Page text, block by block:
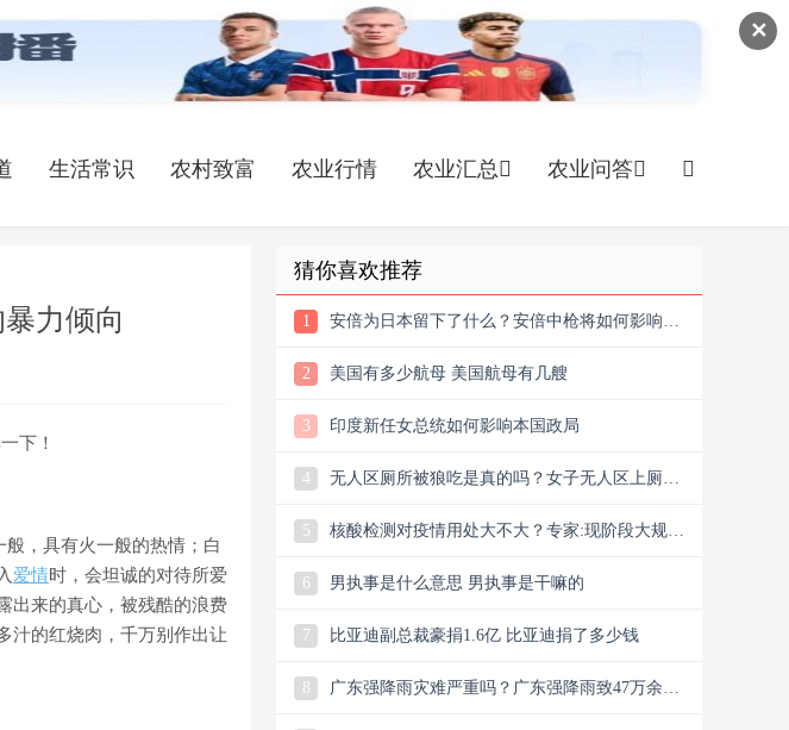
✕
生活常识 农村致富 农业行情 农业汇总 农业问答
力倾向
下！
，具有火一般的热情；白
爱情时，会坦诚的对待所爱
出来的真心，被残酷的浪费
汁的红烧肉，千万别作出让
猜你喜欢推荐
1
安倍为日本留下了什么？安倍中枪将如何影响日
2
美国有多少航母 美国航母有几艘
3 印度新任女总统如何影响本国政局
4
无人区厕所被狼吃是真的吗？女子无人区上厕所
5
核酸检测对疫情用处大不大？专家:现阶段大规模
6
男执事是什么意思 男执事是干嘛的
7 比亚迪副总裁豪捐1.6亿 比亚迪捐了多少钱
8
广东强降雨灾难严重吗？广东强降雨致47万余人